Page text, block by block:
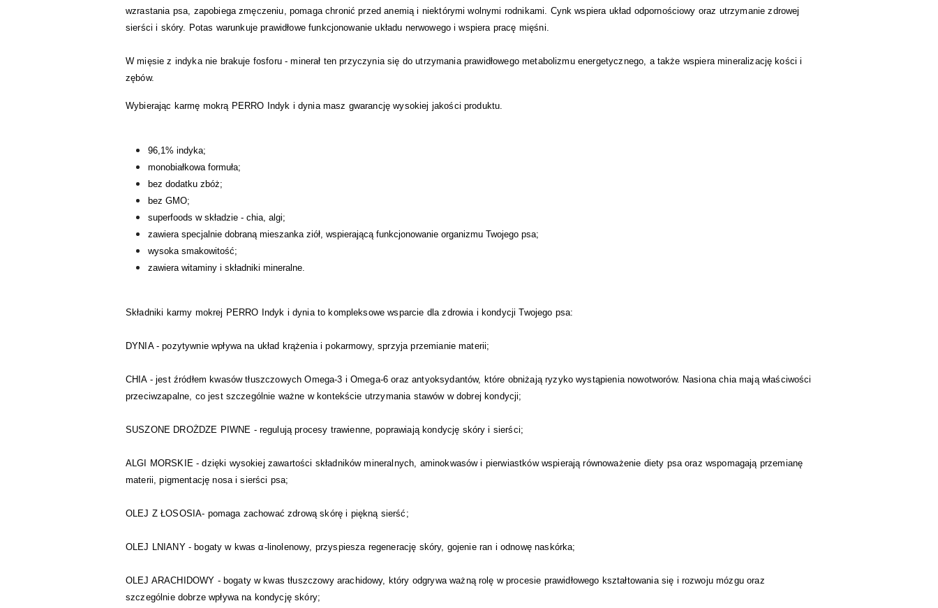
wzrastania psa, zapobiega zmęczeniu, pomaga chronić przed anemią i niektórymi wolnymi rodnikami. Cynk wspiera układ odpornościowy oraz utrzymanie zdrowej
sierści i skóry. Potas warunkuje prawidłowe funkcjonowanie układu nerwowego i wspiera pracę mięśni.
W mięsie z indyka nie brakuje fosforu - minerał ten przyczynia się do utrzymania prawidłowego metabolizmu energetycznego, a także wspiera mineralizację kości i
zębów.
Wybierając karmę mokrą PERRO Indyk i dynia masz gwarancję wysokiej jakości produktu.
96,1% indyka;
monobiałkowa formuła;
bez dodatku zbóż;
bez GMO;
superfoods w składzie - chia, algi;
zawiera specjalnie dobraną mieszanka ziół, wspierającą funkcjonowanie organizmu Twojego psa;
wysoka smakowitość;
zawiera witaminy i składniki mineralne.
Składniki karmy mokrej PERRO Indyk i dynia to kompleksowe wsparcie dla zdrowia i kondycji Twojego psa:
DYNIA - pozytywnie wpływa na układ krążenia i pokarmowy, sprzyja przemianie materii;
CHIA - jest źródłem kwasów tłuszczowych Omega-3 i Omega-6 oraz antyoksydantów, które obniżają ryzyko wystąpienia nowotworów. Nasiona chia mają właściwości
przeciwzapalne, co jest szczególnie ważne w kontekście utrzymania stawów w dobrej kondycji;
SUSZONE DROŻDZE PIWNE - regulują procesy trawienne, poprawiają kondycję skóry i sierści;
ALGI MORSKIE - dzięki wysokiej zawartości składników mineralnych, aminokwasów i pierwiastków wspierają równoważenie diety psa oraz wspomagają przemianę
materii, pigmentację nosa i sierści psa;
OLEJ Z ŁOSOSIA- pomaga zachować zdrową skórę i piękną sierść;
OLEJ LNIANY - bogaty w kwas α-linolenowy, przyspiesza regenerację skóry, gojenie ran i odnowę naskórka;
OLEJ ARACHIDOWY - bogaty w kwas tłuszczowy arachidowy, który odgrywa ważną rolę w procesie prawidłowego kształtowania się i rozwoju mózgu oraz
szczególnie dobrze wpływa na kondycję skóry;